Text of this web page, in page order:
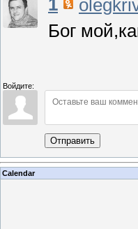
1
Бог
Войдите:
Отправить
Calendar